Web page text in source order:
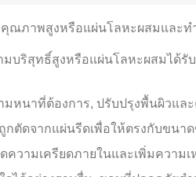
ณภาพสูงหรือแผ่นโลหะผสมและ
บริสุทธิ์สูงหรือแผ่นโลหะผสมได้รั
มหนาที่ต้องการ, ปรับปรุงพื้นผิวแล
กตัดจากแผ่นรีดเพื่อให้ตรงกับขนาด
ความเครียดภายในและเพิ่มความ